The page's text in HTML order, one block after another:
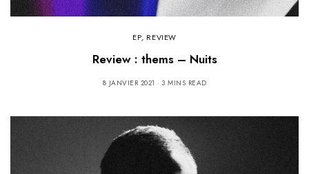
EP, REVIEW
Review : thems – Nuits
8 JANVIER 2021 3 MINS READ